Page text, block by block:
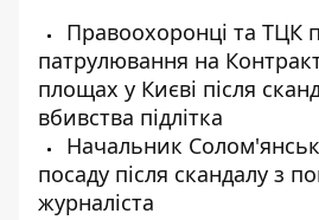
Правоохоронці та ТЦК
патрулювання на
площах у Києві після
вбивства підлітка
Начальник
посаду після скандалу з
журналіста